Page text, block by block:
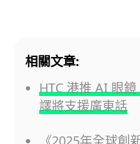
相關文章:
HTC 港推 AI 眼
譯將支援廣東話
《2025年全球創